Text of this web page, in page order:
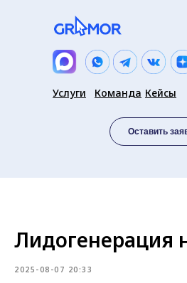
Оставить
Услуги Кейсы
Команда
Лидогенерация
2025-08-07 20:33